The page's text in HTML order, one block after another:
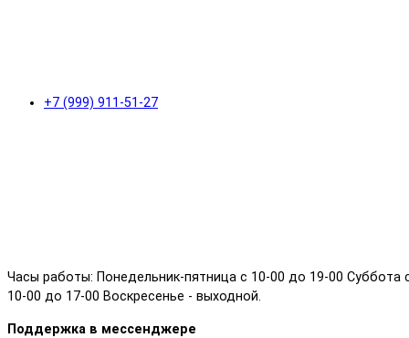
+7 (999) 911-51-27
Часы работы: Понедельник-пятница с 10-00 до 19-00 Суббота
10-00 до 17-00 Воскресенье - выходной.
Поддержка в мессенджере